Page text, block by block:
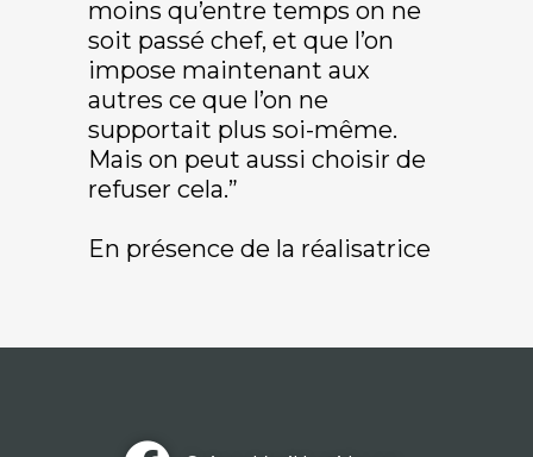
moins qu’entre temps on ne
soit passé chef, et que l’on
impose maintenant aux
autres ce que l’on ne
supportait plus soi-même.
Mais on peut aussi choisir de
refuser cela.”
En présence de la réalisatrice